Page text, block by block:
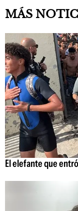
MÁS
El elefante que